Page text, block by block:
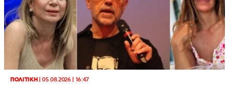
ΠΟΛΙΤΙΚΗ|05.08.2026 | 16:47